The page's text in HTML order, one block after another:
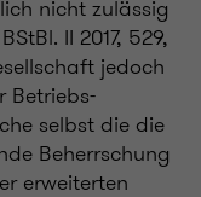
nicht zulässig
II 2017, 529,
jedoch
Betriebs-
selbst die die
Beherrschung
erweiterten